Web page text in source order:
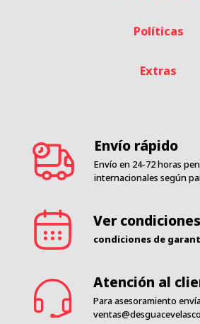
Políticas
Extras
Envío rápido
Envío en 24-72 horas
internacionales según
Ver condiciones
condiciones de
Atención al
Para asesoramiento